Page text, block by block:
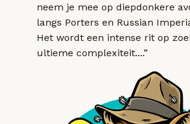
neem je mee op diepdonkere
langs Porters en Russian
Het wordt een intense rit op
ultieme complexiteit....”